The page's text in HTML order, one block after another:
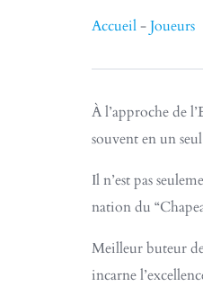
Accueil-Joueurs
À l’approche de
souvent en un
Il n’est pas
nation du
Meilleur buteur
incarne